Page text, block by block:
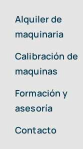
Alquiler de
maquinaria
Calibración de
maquinas
Formación y
asesoría
Contacto